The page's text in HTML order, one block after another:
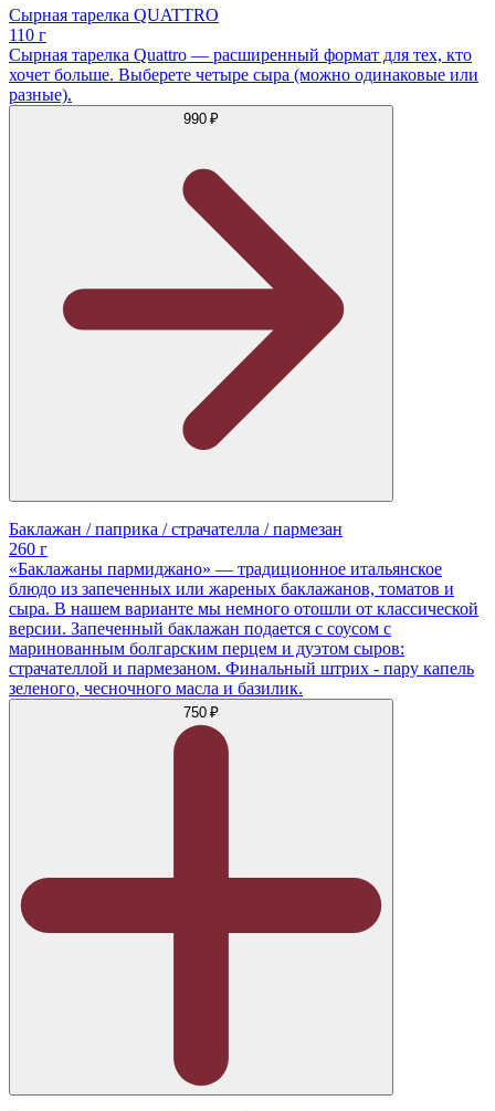
Сырная тарелка QUATTRO
110 г
Сырная тарелка Quattro — расширенный формат для тех, кто
хочет больше. Выберете четыре сыра (можно одинаковые или
разные).
990 ₽
Баклажан / паприка / страчателла / пармезан
260 г
«Баклажаны пармиджано» — традиционное итальянское
блюдо из запеченных или жареных баклажанов, томатов и
сыра. В нашем варианте мы немного отошли от классической
версии. Запеченный баклажан подается с соусом с
маринованным болгарским перцем и дуэтом сыров:
страчателлой и пармезаном. Финальный штрих - пару капель
зеленого, чесночного масла и базилик.
750 ₽